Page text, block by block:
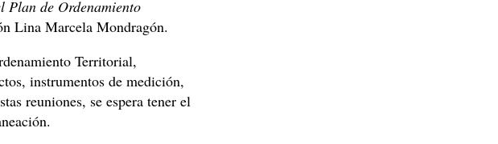
de Ordenamiento
Lina Marcela Mondragón.
Territorial,
instrumentos de medición,
reuniones, se espera tener el